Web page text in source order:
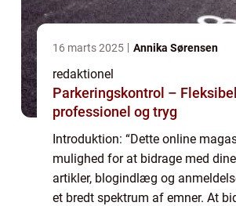
16 marts 2025 Annika Sørensen
redaktionel
Parkeringskontrol –
professionel og tryg
Introduktion: “Dette online
mulighed for at bidrage med
artikler, blogindlæg og
et bredt spektrum af emner. At